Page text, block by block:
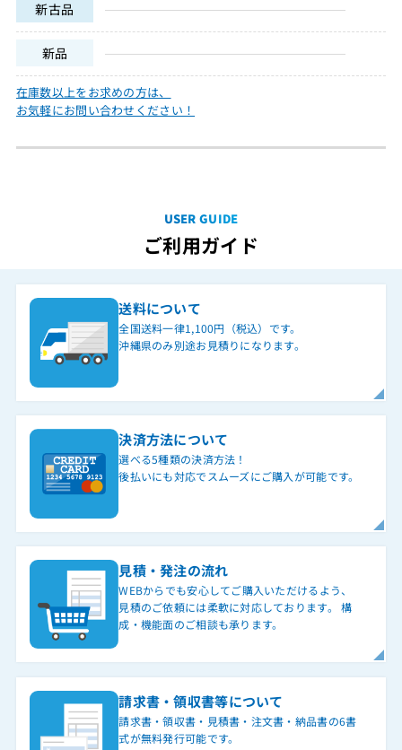
新古品
新品
在庫数以上をお求めの方は、
お気軽にお問い合わせください！
USER GUIDE
ご利用ガイド
送料について
全国送料一律1,100円（税込）です。
沖縄県のみ別途お見積りになります。
決済方法について
選べる5種類の決済方法！
後払いにも対応でスムーズにご購入が可能です。
見積・発注の流れ
WEBからでも安心してご購入いただけるよう、
見積のご依頼には柔軟に対応しております。 構
成・機能面のご相談も承ります。
請求書・領収書等について
請求書・領収書・見積書・注文書・納品書の6書
式が無料発行可能です。